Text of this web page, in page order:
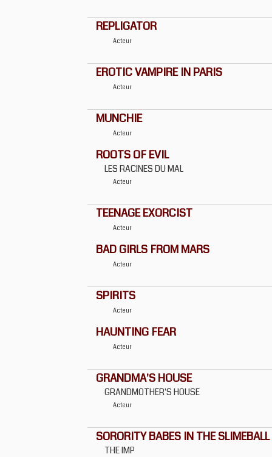
REPLIGATOR
Acteur
EROTIC VAMPIRE IN PARIS
Acteur
MUNCHIE
Acteur
ROOTS OF EVIL
LES RACINES DU MAL
Acteur
TEENAGE EXORCIST
Acteur
BAD GIRLS FROM MARS
Acteur
SPIRITS
Acteur
HAUNTING FEAR
Acteur
GRANDMA'S HOUSE
GRANDMOTHER'S HOUSE
Acteur
SORORITY BABES IN THE
THE IMP